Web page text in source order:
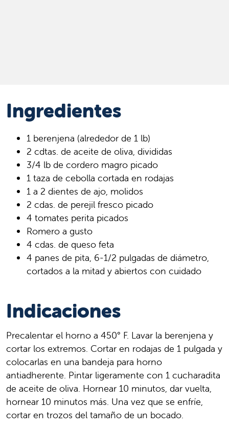
Ingredientes
1 berenjena (alrededor de 1 lb)
2 cdtas. de aceite de oliva, divididas
3/4 lb de cordero magro picado
1 taza de cebolla cortada en rodajas
1 a 2 dientes de ajo, molidos
2 cdas. de perejil fresco picado
4 tomates perita picados
Romero a gusto
4 cdas. de queso feta
4 panes de pita, 6-1/2 pulgadas de diámetro,
cortados a la mitad y abiertos con cuidado
Indicaciones
Precalentar el horno a 450° F. Lavar la berenjena y
cortar los extremos. Cortar en rodajas de 1 pulgada y
colocarlas en una bandeja para horno
antiadherente. Pintar ligeramente con 1 cucharadita
de aceite de oliva. Hornear 10 minutos, dar vuelta,
hornear 10 minutos más. Una vez que se enfríe,
cortar en trozos del tamaño de un bocado.